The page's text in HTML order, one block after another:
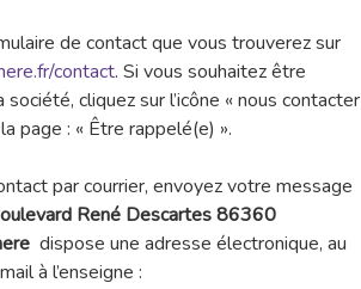
de contact que vous trouverez sur
contact. Si vous souhaitez être
cliquez sur l’icône « nous contacter
page : « Être rappelé(e) ».
par courrier, envoyez votre message
René Descartes 86360
dispose une adresse électronique, au
à l’enseigne :